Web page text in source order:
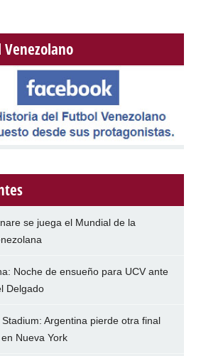
se juega el Mundial de la
Noche de ensueño para UCV ante
Delgado
Argentina pierde otra final
Nueva York